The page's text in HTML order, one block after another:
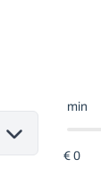
min